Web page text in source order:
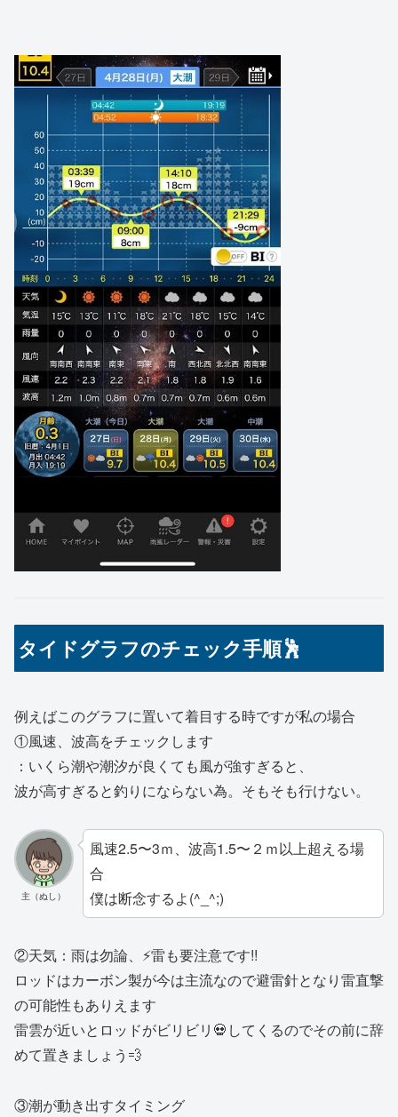
タイドグラフのチェック手順🕺
例えばこのグラフに置いて着目する時ですが私の場合
①風速、波高をチェックします
：いくら潮や潮汐が良くても風が強すぎると、
波が高すぎると釣りにならない為。そもそも行けない。
主（ぬし）
風速2.5〜3ｍ、波高1.5〜２ｍ以上超える場
合
僕は断念するよ(^_^;)
②天気：雨は勿論、⚡️雷も要注意です!!
ロッドはカーボン製が今は主流なので避雷針となり雷直撃
の可能性もありえます
雷雲が近いとロッドがビリビリ💀してくるのでその前に辞
めて置きましょう💨
③潮が動き出すタイミング